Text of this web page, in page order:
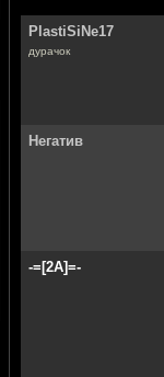
PlastiSiNe17
дурачок
Негатив
-=[2A]=-